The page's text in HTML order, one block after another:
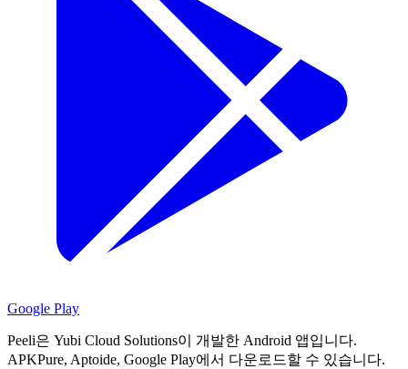
Google Play
Peeli은 Yubi Cloud Solutions이 개발한 Android 앱입니다.
APKPure, Aptoide, Google Play에서 다운로드할 수 있습니다.